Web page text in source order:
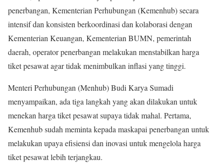
penerbangan, Kementerian Perhubungan (Kemenhub) secara
intensif dan konsisten berkoordinasi dan kolaborasi dengan
Kementerian Keuangan, Kementerian BUMN, pemerintah
daerah, operator penerbangan melakukan menstabilkan harga
tiket pesawat agar tidak menimbulkan inflasi yang tinggi.
Menteri Perhubungan (Menhub) Budi Karya Sumadi
menyampaikan, ada tiga langkah yang akan dilakukan untuk
menekan harga tiket pesawat supaya tidak mahal. Pertama,
Kemenhub sudah meminta kepada maskapai penerbangan untuk
melakukan upaya efisiensi dan inovasi untuk mengelola harga
tiket pesawat lebih terjangkau.